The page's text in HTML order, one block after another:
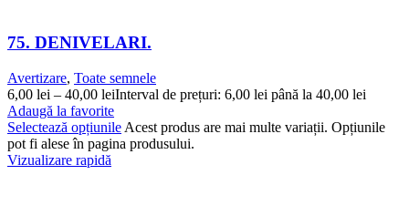
75. DENIVELARI.
Avertizare, Toate semnele
6,00 lei – 40,00 leiInterval de prețuri: 6,00 lei până la 40,00 lei
Adaugă la favorite
Selectează opțiunile Acest produs are mai multe variații. Opțiunile
pot fi alese în pagina produsului.
Vizualizare rapidă